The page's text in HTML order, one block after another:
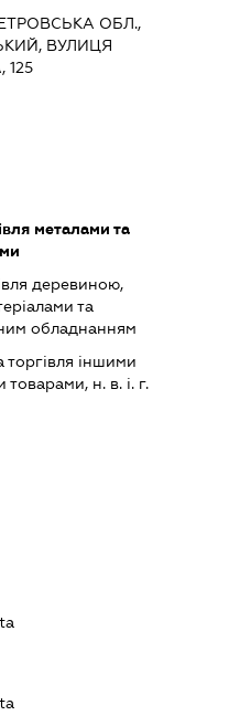
ОБЛ.,
ВУЛИЦЯ
металами та
деревиною,
та
обладнанням
торгівля іншими
н. в. і. г.